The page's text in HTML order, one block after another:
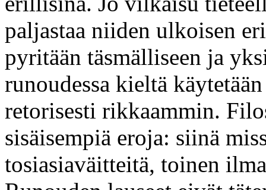
paljastaa niiden ulkoisen
pyritään täsmälliseen ja
runoudessa kieltä
retorisesti rikkaammin.
sisäisempiä eroja: siinä
tosiasiaväitteitä, toinen